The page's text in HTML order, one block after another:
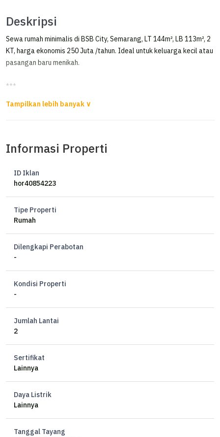
Deskripsi
Sewa rumah minimalis di BSB City, Semarang, LT 144m², LB 113m², 2
KT, harga ekonomis 250 Juta /tahun. Ideal untuk keluarga kecil atau
pasangan baru menikah.
***
Bangunan 2 lantai
Luas Bangunan 113m²
2 Kamar Tidur
1 Kamar Mandi Pembantu
Hadap Timur Laut
Informasi Properti
ID Iklan
hor40854223
Tipe Properti
Rumah
Dilengkapi Perabotan
-
Kondisi Properti
-
Jumlah Lantai
2
Sertifikat
Lainnya
Daya Listrik
Lainnya
Tanggal Tayang